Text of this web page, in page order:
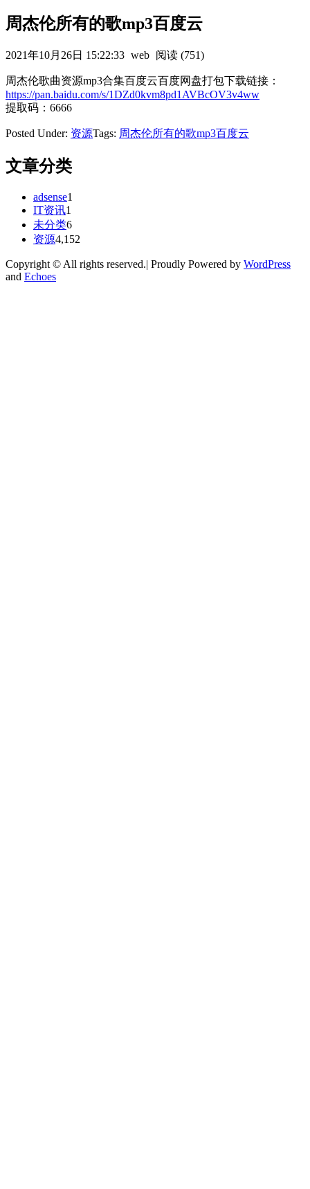
周杰伦所有的歌mp3百度云
2021年10月26日 15:22:33 web 阅读 (751)
周杰伦歌曲资源mp3合集百度云百度网盘打包下载链接：
https://pan.baidu.com/s/1DZd0kvm8pd1AVBcOV3v4ww
提取码：6666
Posted Under: 资源Tags: 周杰伦所有的歌mp3百度云
文章分类
adsense1
IT资讯1
未分类6
资源4,152
Copyright © All rights reserved.| Proudly Powered by WordPress
and Echoes